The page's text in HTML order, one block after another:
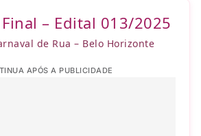
– Edital 013/2025
de Rua – Belo Horizonte
APÓS A PUBLICIDADE